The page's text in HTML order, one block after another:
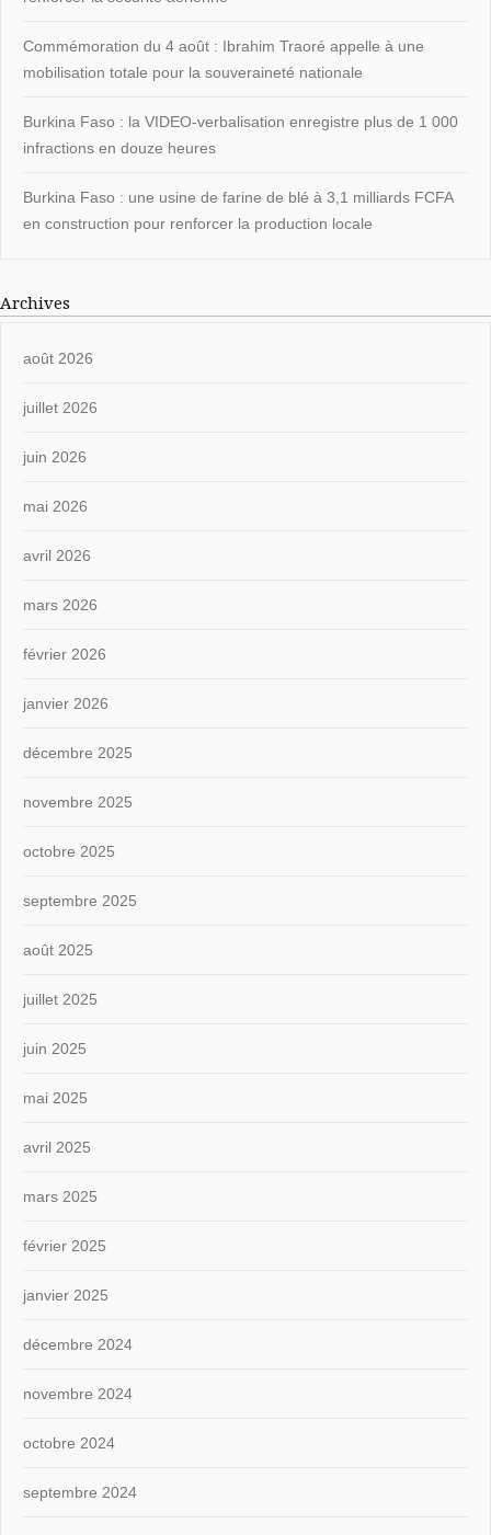
Commémoration du 4 août : Ibrahim Traoré appelle à une
mobilisation totale pour la souveraineté nationale
Burkina Faso : la VIDEO-verbalisation enregistre plus de 1 000
infractions en douze heures
Burkina Faso : une usine de farine de blé à 3,1 milliards FCFA
en construction pour renforcer la production locale
Archives
août 2026
juillet 2026
juin 2026
mai 2026
avril 2026
mars 2026
février 2026
janvier 2026
décembre 2025
novembre 2025
octobre 2025
septembre 2025
août 2025
juillet 2025
juin 2025
mai 2025
avril 2025
mars 2025
février 2025
janvier 2025
décembre 2024
novembre 2024
octobre 2024
septembre 2024